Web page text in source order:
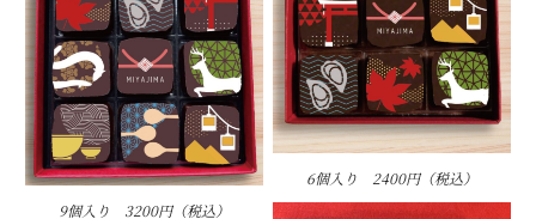
9個入り 3200円（税込）
6個入り 2400円（税込）